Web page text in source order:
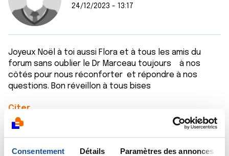
Consentement Détails Paramètres des annonces
24/12/2023 - 13:17
Joyeux Noël à toi aussi Flora et à tous les amis du
forum sans oublier le Dr Marceau toujours à nos
côtés pour nous réconforter et répondre à nos
questions. Bon réveillon à tous bises
Citer